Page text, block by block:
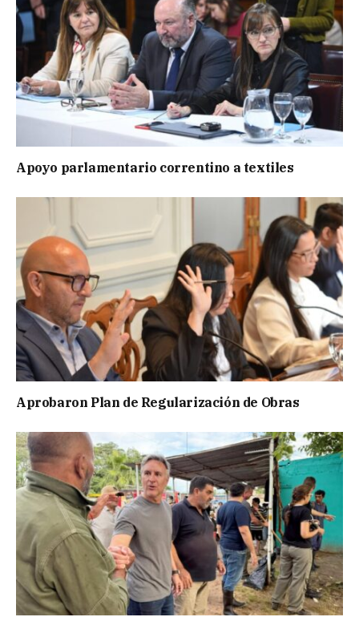
Apoyo parlamentario correntino a textiles
Aprobaron Plan de Regularización de Obras